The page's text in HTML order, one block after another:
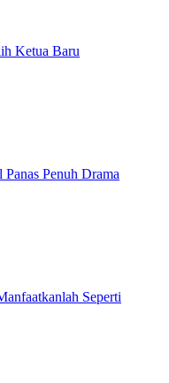
Ketua Baru
Penuh Drama
Seperti